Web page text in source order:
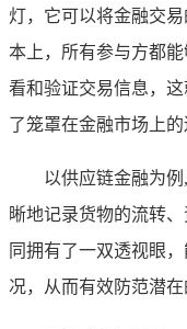
灯，它可以将金融交
本上，所有参与方都
看和验证交易信息，
了笼罩在金融市场上的
以供应链金融为
晰地记录货物的流转
同拥有了一双透视眼
况，从而有效防范潜